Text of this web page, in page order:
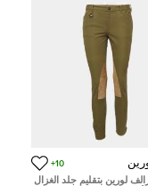
10+
لورين بتقليم جلد الغزال